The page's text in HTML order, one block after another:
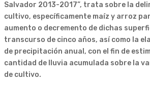
Salvador 2013-2017”, trata sobre la
cultivo, específicamente maíz y arroz
aumento o decremento de dichas
transcurso de cinco años, así como la
de precipitación anual, con el fin de
cantidad de lluvia acumulada sobre la
de cultivo.